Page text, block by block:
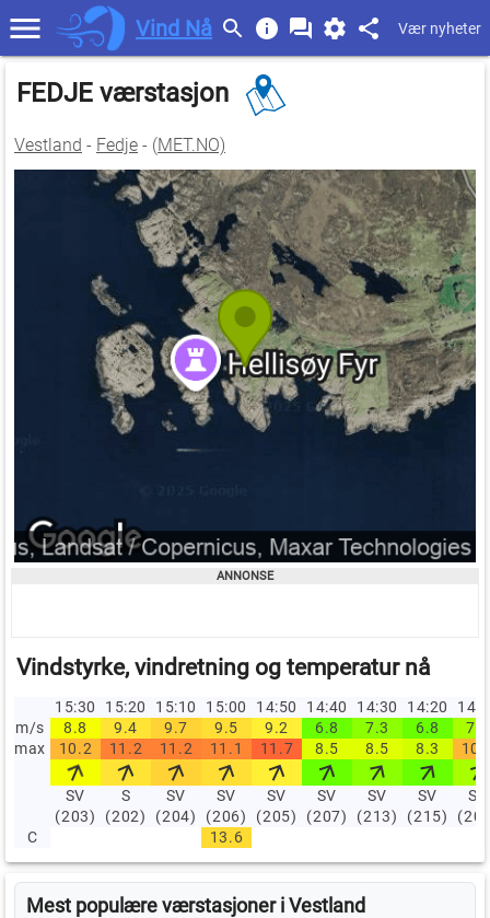
Vind Nå Vær nyheter
FEDJE værstasjon
Vestland - Fedje - (MET.NO)
Vindstyrke, vindretning og temperatur nå
15:30 15:20 15:10 15:00 14:50 14:40 14:30 14:20
m/s
8.8 9.4 9.7 9.5 9.2 6.8 7.3 6.8
7.7
max
10.2 11.2 11.2 11.1 11.7 8.5 8.5 8.3
SV
(203)
S
(202)
SV
(204)
SV
(206)
SV
(205)
SV
(207)
SV
(213)
SV
(215)
SV
C
13.6
Mest populære værstasjoner i Vestland